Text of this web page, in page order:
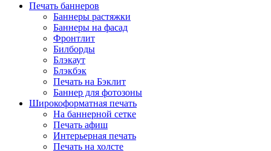
Печать баннеров
Баннеры растяжки
Баннеры на фасад
Фронтлит
Билборды
Блэкаут
Блэкбэк
Печать на Бэклит
Баннер для фотозоны
Широкоформатная печать
На баннерной сетке
Печать афиш
Интерьерная печать
Печать на холсте